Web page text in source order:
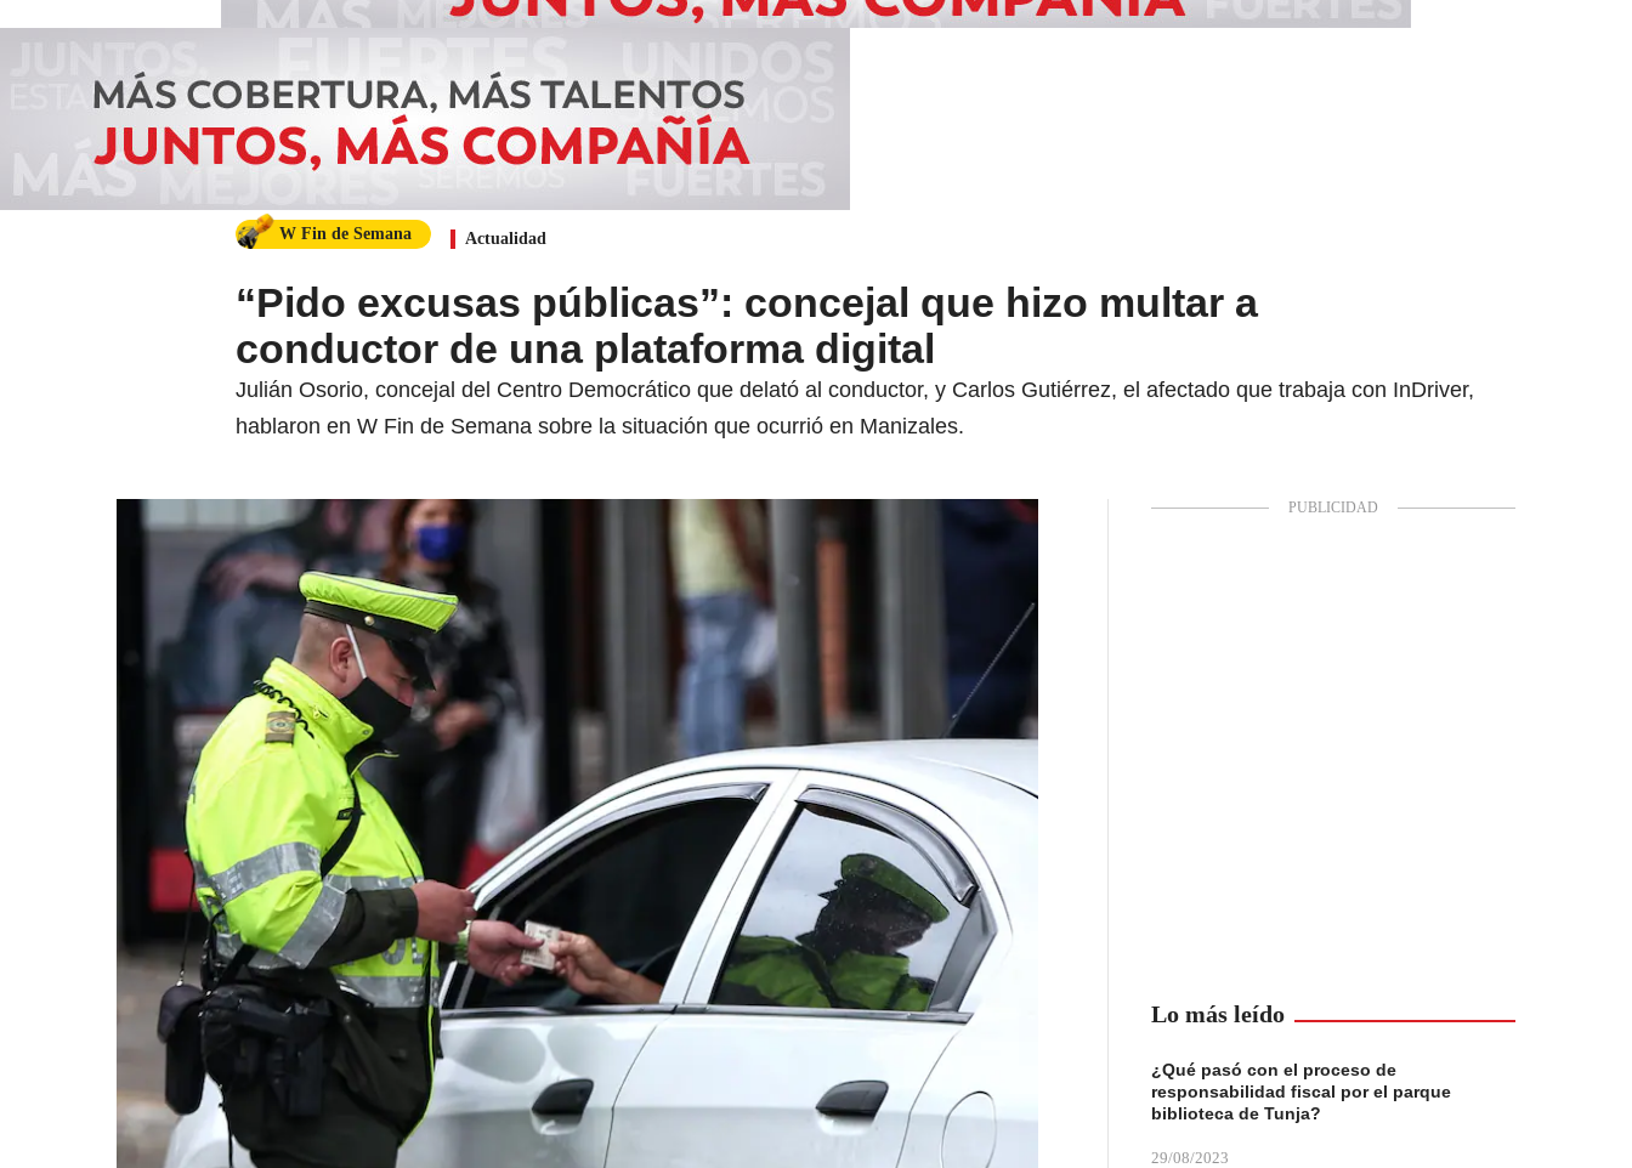
W Fin de Semana Actualidad
“Pido excusas públicas”: concejal que hizo multar a
conductor de una plataforma digital
Julián Osorio, concejal del Centro Democrático que delató al conductor, y Carlos Gutiérrez, el afectado que trabaja con InDriver,
hablaron en W Fin de Semana sobre la situación que ocurrió en Manizales.
Lo más leído
¿Qué pasó con el proceso de
responsabilidad fiscal por el parque
biblioteca de Tunja?
29/08/2023